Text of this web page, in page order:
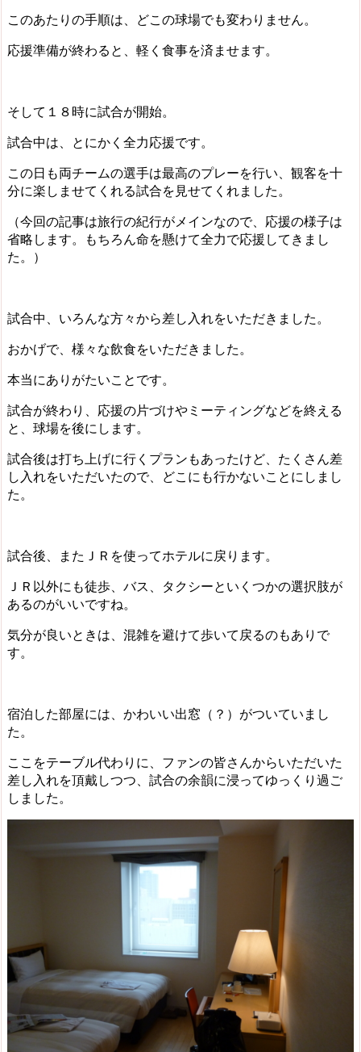
このあたりの手順は、どこの球場でも変わりません。
応援準備が終わると、軽く食事を済ませます。
そして１８時に試合が開始。
試合中は、とにかく全力応援です。
この日も両チームの選手は最高のプレーを行い、観客を十
分に楽しませてくれる試合を見せてくれました。
（今回の記事は旅行の紀行がメインなので、応援の様子は
省略します。もちろん命を懸けて全力で応援してきまし
た。）
試合中、いろんな方々から差し入れをいただきました。
おかげで、様々な飲食をいただきました。
本当にありがたいことです。
試合が終わり、応援の片づけやミーティングなどを終える
と、球場を後にします。
試合後は打ち上げに行くプランもあったけど、たくさん差
し入れをいただいたので、どこにも行かないことにしまし
た。
試合後、またＪＲを使ってホテルに戻ります。
ＪＲ以外にも徒歩、バス、タクシーといくつかの選択肢が
あるのがいいですね。
気分が良いときは、混雑を避けて歩いて戻るのもありで
す。
宿泊した部屋には、かわいい出窓（？）がついていまし
た。
ここをテーブル代わりに、ファンの皆さんからいただいた
差し入れを頂戴しつつ、試合の余韻に浸ってゆっくり過ご
しました。